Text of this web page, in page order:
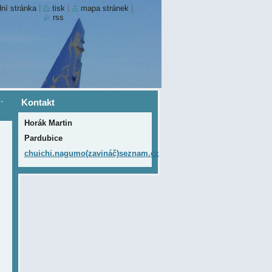
- Kontakt
Horák Martin
Pardubice
chuichi.nagumo(zavináč)seznam.cz
stránka tisk mapa stránek
rss